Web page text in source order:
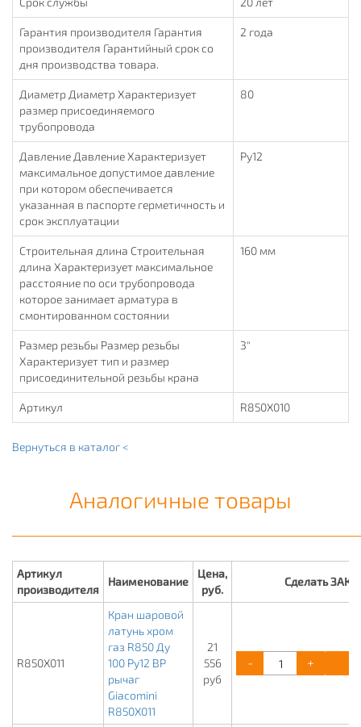
Гарантия производителя Гарантия
производителя Гарантийный срок со
дня производства товара.
2 года
Диаметр Диаметр Характеризует
размер присоединяемого
трубопровода
80
Давление Давление Характеризует
максимальное допустимое давление
при котором обеспечивается
указанная в паспорте герметичность и
срок эксплуатации
Ру12
Строительная длина Строительная
длина Характеризует максимальное
расстояние по оси трубопровода
которое занимает арматура в
смонтированном состоянии
160 мм
Размер резьбы Размер резьбы
Характеризует тип и размер
присоединительной резьбы крана
3"
Артикул R850X010
Вернуться в каталог <
Аналогичные товары
Артикул
производителя
Наименование
Цена,
руб.
Сделать
R850X011
Кран шаровой
латунь хром
газ R850 Ду
100 Ру12 ВР
рычаг
Giacomini
R850X011
21
556
руб
- +